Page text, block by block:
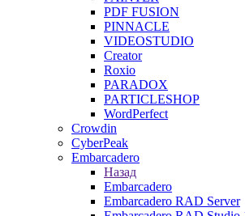
PDF FUSION
PINNACLE
VIDEOSTUDIO
Creator
Roxio
PARADOX
PARTICLESHOP
WordPerfect
Crowdin
CyberPeak
Embarcadero
Назад
Embarcadero
Embarcadero RAD Server